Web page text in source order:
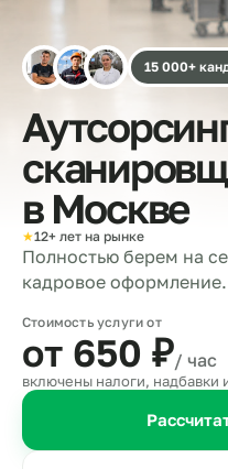
15 000+
в Москве
★12+ лет на рынке
Полностью берем на
кадровое оформление.
Стоимость услуги от
от 650 ₽/ час
включены налоги,